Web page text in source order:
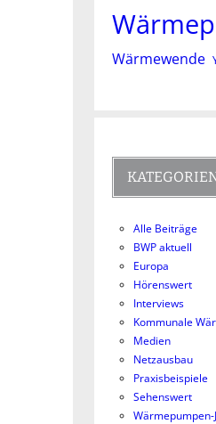
Wärmewende
Alle Beiträge
BWP aktuell
Europa
Hörenswert
Interviews
Kommunale
Medien
Netzausbau
Praxisbeispiele
Sehenswert
Wärmepumpen-